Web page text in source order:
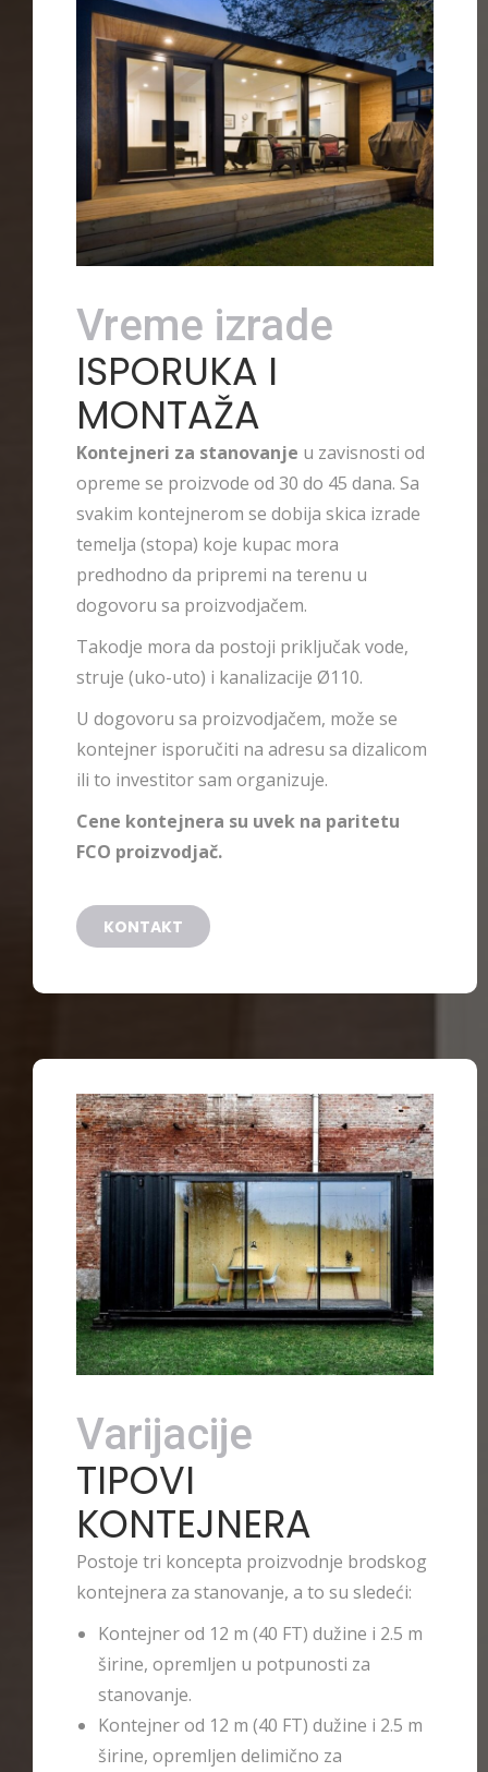
Vreme izrade
ISPORUKA I
MONTAŽA
Kontejneri za stanovanje u zavisnosti od
opreme se proizvode od 30 do 45 dana. Sa
svakim kontejnerom se dobija skica izrade
temelja (stopa) koje kupac mora
predhodno da pripremi na terenu u
dogovoru sa proizvodjačem.
Takodje mora da postoji priključak vode,
struje (uko-uto) i kanalizacije Ø110.
U dogovoru sa proizvodjačem, može se
kontejner isporučiti na adresu sa dizalicom
ili to investitor sam organizuje.
Cene kontejnera su uvek na paritetu
FCO proizvodjač.
KONTAKT
Varijacije
TIPOVI
KONTEJNERA
Postoje tri koncepta proizvodnje brodskog
kontejnera za stanovanje, a to su sledeći:
Kontejner od 12 m (40 FT) dužine i 2.5 m
širine, opremljen u potpunosti za
stanovanje.
Kontejner od 12 m (40 FT) dužine i 2.5 m
širine, opremljen delimično za